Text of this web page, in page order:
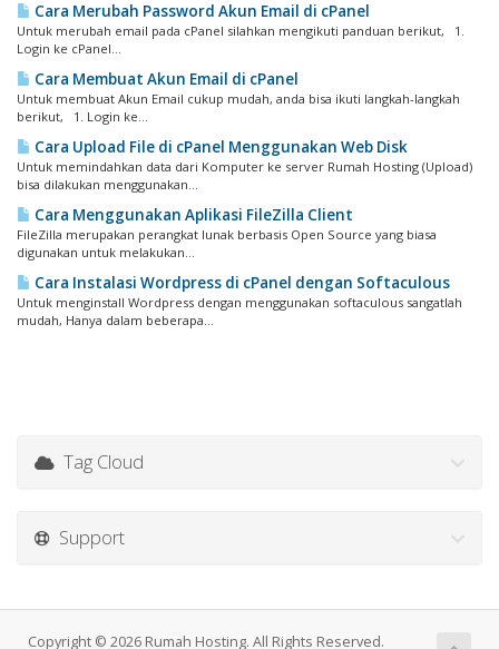
Cara Merubah Password Akun Email di cPanel
Untuk merubah email pada cPanel silahkan mengikuti panduan berikut, 1.
Login ke cPanel...
Cara Membuat Akun Email di cPanel
Untuk membuat Akun Email cukup mudah, anda bisa ikuti langkah-langkah
berikut, 1. Login ke...
Cara Upload File di cPanel Menggunakan Web Disk
Untuk memindahkan data dari Komputer ke server Rumah Hosting (Upload)
bisa dilakukan menggunakan...
Cara Menggunakan Aplikasi FileZilla Client
FileZilla merupakan perangkat lunak berbasis Open Source yang biasa
digunakan untuk melakukan...
Cara Instalasi Wordpress di cPanel dengan Softaculous
Untuk menginstall Wordpress dengan menggunakan softaculous sangatlah
mudah, Hanya dalam beberapa...
Tag Cloud
Support
Copyright © 2026 Rumah Hosting. All Rights Reserved.